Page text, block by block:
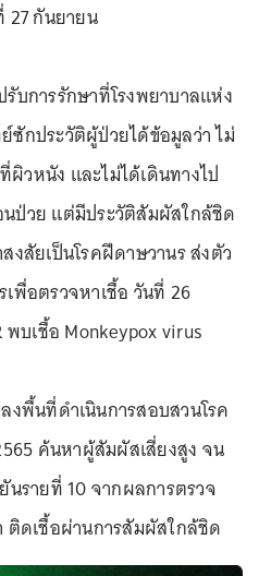
27 กันยายน
บการรักษาที่โรงพยาบาลแห่ง
กประวัติผู้ป่วยได้ข้อมูลว่า ไม่
วหนัง และไม่ได้เดินทางไป
นป่วย แต่มีประวัติสัมผัสใกล้ชิด
สัยเป็นโรคฝีดาษวานร ส่งตัว
พื่อตรวจหาเชื้อ วันที่ 26
บเชื้อ Monkeypox virus
พื้นที่ดำเนินการสอบสวนโรค
ค้นหาผู้สัมผัสเสี่ยงสูง จน
รายที่ 10 จากผลการตรวจ
ติดเชื้อผ่านการสัมผัสใกล้ชิด